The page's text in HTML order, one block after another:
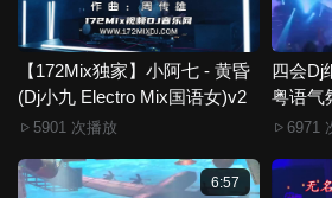
Electro Mix国语女)》视频存在分类错
放的问题，请点击这里进行 我要纠错，
5.172Mix舞曲视频网禁止发布违规违
关违规违法内容，请点击这里进行 举报
将严肃处理！！
有。因平台无法一一准确审核资源的真
【172Mix独家】小阿七 - 黄昏
(Dj小九 Electro Mix国语女)v2
5901 次播放
四会Dj
粤语气
专辑
6971
6:57